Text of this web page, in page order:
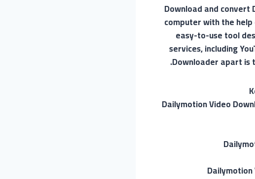
Download and
computer with the
easy-to-use tool
services, including
Downloader apart
Dailymotion Video